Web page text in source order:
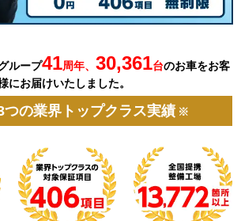
ループ41周年、 30,361台のお車をお客
にお届けいたしました。
つの業界トップクラス実績 ※